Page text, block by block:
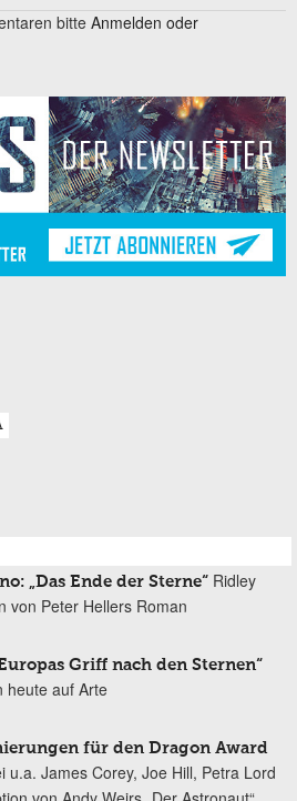
bitte Anmelden oder
„Das Ende der Sterne“ Ridley
von Peter Hellers Roman
Griff nach den Sternen“
heute auf Arte
für den Dragon Award
u.a. James Corey, Joe Hill, Petra Lord